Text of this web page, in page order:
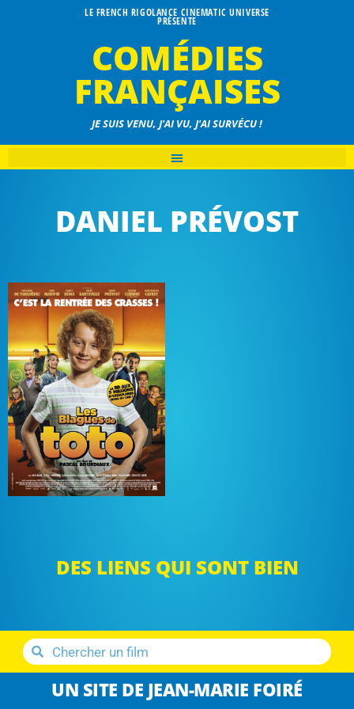
LE FRENCH RIGOLANCE CINEMATIC UNIVERSE
PRÉSENTE
COMÉDIES
FRANÇAISES
JE SUIS VENU, J'AI VU, J'AI SURVÉCU !
DANIEL PRÉVOST
DES LIENS QUI SONT BIEN
UN SITE DE JEAN-MARIE FOIRÉ